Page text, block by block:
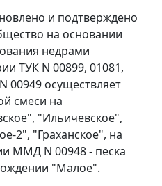
и подтверждено
на основании
недрами
ТУК N 00899, 01081,
00949 осуществляет
смеси на
"Ильичевское",
2", "Граханское", на
ММД N 00948 - песка
"Малое".